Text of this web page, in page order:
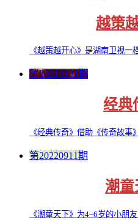
越策
《越策越开心》是湖南卫视一
第20210101期
经典
《经典传奇》借助《传奇故事
第20220911期
潮童
《潮童天下》为4~6岁的小朋